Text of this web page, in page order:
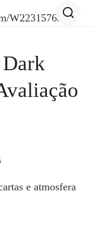
Dark